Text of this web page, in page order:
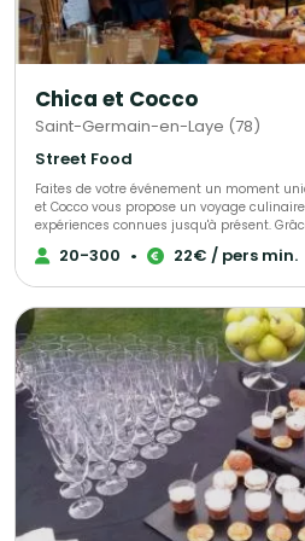
Chica et Cocco
Saint-Germain-en-Laye (78)
Street Food
Faites de votre événement un moment unique ! Le service
et Cocco vous propose un voyage
expériences connues jusqu'à présent.
toutes origines, habitant sur Saint-
Chica et Cocco vous prennent par la main
20-300 • 22€ / pers min.